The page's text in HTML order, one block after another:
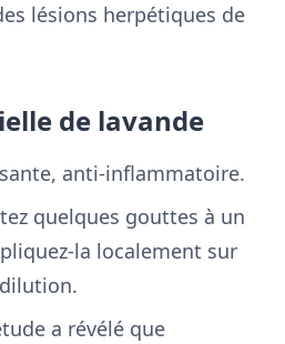
lésions herpétiques de
de lavande
anti-inflammatoire.
quelques gouttes à un
la localement sur
a révélé que